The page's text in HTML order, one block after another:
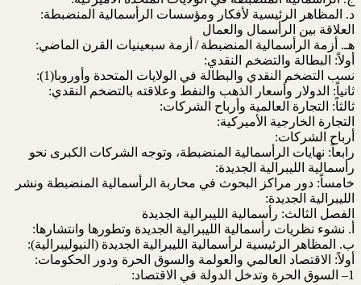
د. المظاهر الرئيسية لأفكار ومؤسسات الرأسمالية المنضبطة:
العلاقة بين الرأسمال والعمال
هـ. أزمة الرأسمالية المنضبطة / أزمة سبعينيات القرن الماضي:
أولاً: البطالة والتضخم النقدي:
نسب التضخم النقدي والبطالة في الولايات المتحدة وأوروبا‌(1):
ثانياً: الدولار وأسعار الذهب والنفط وعلاقته بالتضخم النقدي:
ثالثاً: التجارة العالمية وأرباح الشركات:
التجارة الخارجية الأميركية:
أرباح الشركات:
رابعاً: نهايات الرأسمالية المنضبطة، وتوجه الشركات الكبرى نحو
رأسمالية الليبرالية الجديدة:
خامساً: دور مراكز البحوث في محاربة الرأسمالية المنضبطة ونشر
الليبرالية الجديدة:
الفصل الثالث: رأسمالية الليبرالية الجديدة
أ. نشوء نظريات رأسمالية الليبرالية الجديدة وتطورها وانتشارها:
ب. المظاهر الرئيسية لرأسمالية الليبرالية الجديدة (النيوليبرالية):
أولاً: الاقتصاد العالمي والعولمة والسوق الحرة ودور الحكومات:
1– السوق الحرة وتدخل الدولة في الاقتصاد: